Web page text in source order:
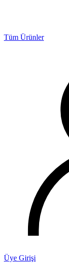
Tüm Ürünler
Üye Girişi